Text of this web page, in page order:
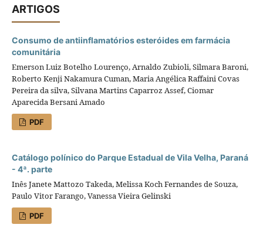
ARTIGOS
Consumo de antiinflamatórios esteróides em farmácia
comunitária
Emerson Luiz Botelho Lourenço, Arnaldo Zubioli, Silmara Baroni,
Roberto Kenji Nakamura Cuman, Maria Angélica Raffaini Covas
Pereira da silva, Silvana Martins Caparroz Assef, Ciomar
Aparecida Bersani Amado
PDF
Catálogo polínico do Parque Estadual de Vila Velha, Paraná
- 4ª. parte
Inês Janete Mattozo Takeda, Melissa Koch Fernandes de Souza,
Paulo Vitor Farango, Vanessa Vieira Gelinski
PDF